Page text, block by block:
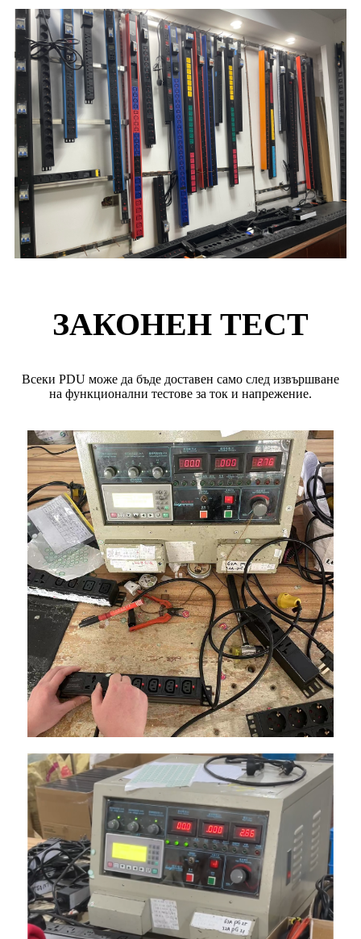
ЗАКОНЕН ТЕСТ
Всеки PDU може да бъде доставен само след извършване
на функционални тестове за ток и напрежение.